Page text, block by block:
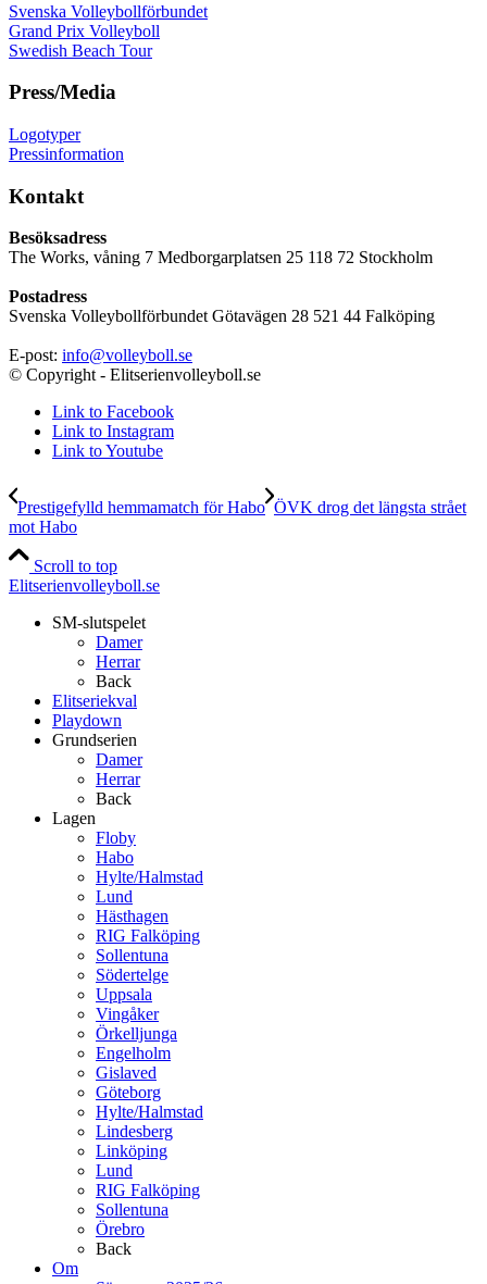
Svenska Volleybollförbundet
Grand Prix Volleyboll
Swedish Beach Tour
Press/Media
Logotyper
Pressinformation
Kontakt
Besöksadress
The Works, våning 7 Medborgarplatsen 25 118 72 Stockholm
Postadress
Svenska Volleybollförbundet Götavägen 28 521 44 Falköping
E-post: info@volleyboll.se
© Copyright - Elitserienvolleyboll.se
Link to Facebook
Link to Instagram
Link to Youtube
Prestigefylld hemmamatch för Habo ÖVK drog det längsta strået
mot Habo
Scroll to top
Elitserienvolleyboll.se
SM-slutspelet
Damer
Herrar
Back
Elitseriekval
Playdown
Grundserien
Damer
Herrar
Back
Lagen
Floby
Habo
Hylte/Halmstad
Lund
Hästhagen
RIG Falköping
Sollentuna
Södertelge
Uppsala
Vingåker
Örkelljunga
Engelholm
Gislaved
Göteborg
Hylte/Halmstad
Lindesberg
Linköping
Lund
RIG Falköping
Sollentuna
Örebro
Back
Om